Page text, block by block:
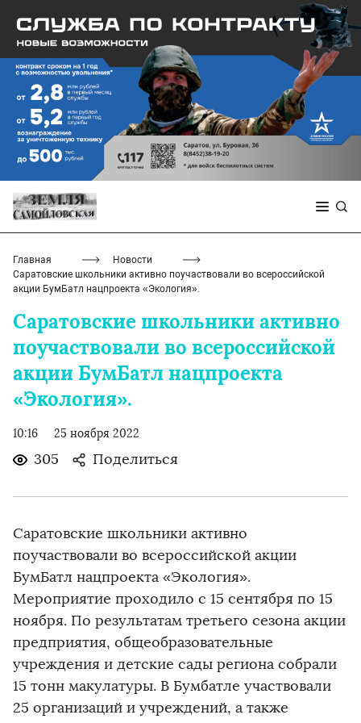
Главная
Новости
Саратовские школьники активно поучаствовали во всероссийской
акции БумБатл нацпроекта «Экология».
Саратовские школьники активно
поучаствовали во всероссийской
акции БумБатл нацпроекта
«Экология».
10:16 25 ноября 2022
305 Поделиться
Саратовские школьники активно
поучаствовали во всероссийской акции
БумБатл нацпроекта «Экология».
Мероприятие проходило с 15 сентября по 15
ноября. По результатам третьего сезона акции
предприятия, общеобразовательные
учреждения и детские сады региона собрали
15 тонн макулатуры. В Бумбатле участвовали
25 организаций и учреждений, а также